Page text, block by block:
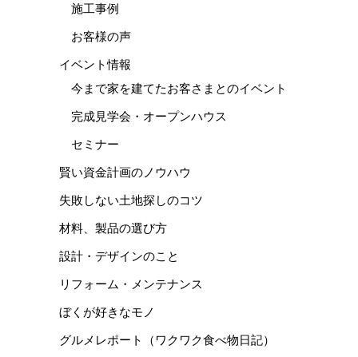
施工事例
お客様の声
イベント情報
今まで家を建てたお客さまとのイベント
完成見学会・オープンハウス
セミナー
賢い資金計画のノウハウ
失敗しない土地探しのコツ
材料、製品の選び方
設計・デザインのこと
リフォーム・メンテナンス
ぼくが好きなモノ
グルメレポート（ワクワク食べ物日記）